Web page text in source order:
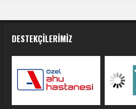
DESTEKÇILERIMIZ